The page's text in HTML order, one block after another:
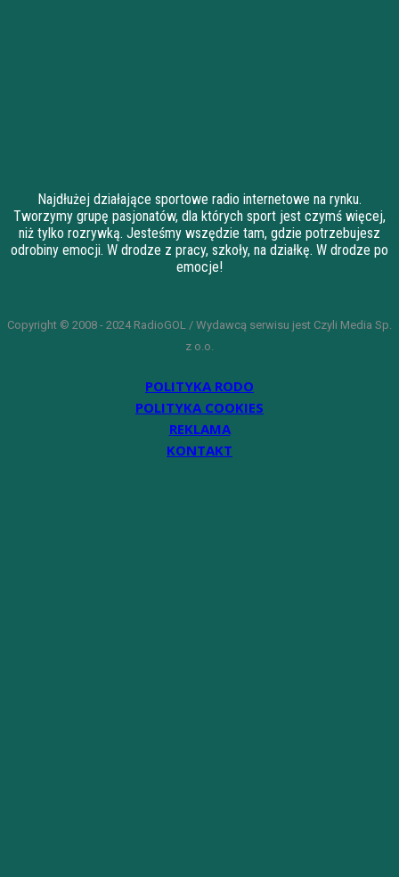
Najdłużej działające sportowe radio internetowe na rynku.
Tworzymy grupę pasjonatów, dla których sport jest czymś więcej,
niż tylko rozrywką. Jesteśmy wszędzie tam, gdzie potrzebujesz
odrobiny emocji. W drodze z pracy, szkoły, na działkę. W drodze po
emocje!
Copyright © 2008 - 2024 RadioGOL / Wydawcą serwisu jest Czyli Media Sp.
z o.o.
POLITYKA RODO
POLITYKA COOKIES
REKLAMA
KONTAKT